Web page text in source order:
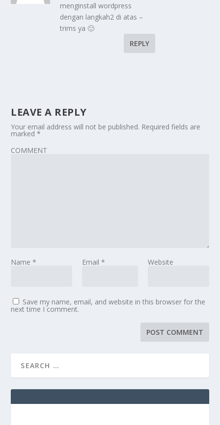
menginstall wordpress
dengan langkah2 di atas –
trims ya 🙂
REPLY
LEAVE A REPLY
Your email address will not be published. Required fields are
marked*
COMMENT
Name* Email * Website
Save my name, email, and website in this browser for the
next time I comment.